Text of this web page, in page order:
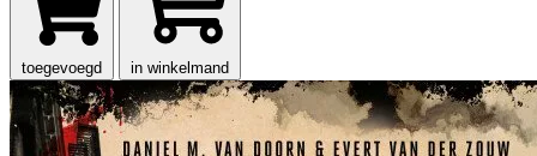
toegevoegd in winkelmand